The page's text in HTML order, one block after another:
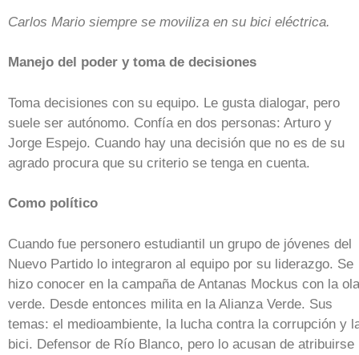
Carlos Mario siempre se moviliza en su bici eléctrica.
Manejo del poder y toma de decisiones
Toma decisiones con su equipo. Le gusta dialogar, pero
suele ser autónomo. Confía en dos personas: Arturo y
Jorge Espejo. Cuando hay una decisión que no es de su
agrado procura que su criterio se tenga en cuenta.
Como político
Cuando fue personero estudiantil un grupo de jóvenes del
Nuevo Partido lo integraron al equipo por su liderazgo. Se
hizo conocer en la campaña de Antanas Mockus con la ola
verde. Desde entonces milita en la Alianza Verde. Sus
temas: el medioambiente, la lucha contra la corrupción y
bici. Defensor de Río Blanco, pero lo acusan de atribuirse